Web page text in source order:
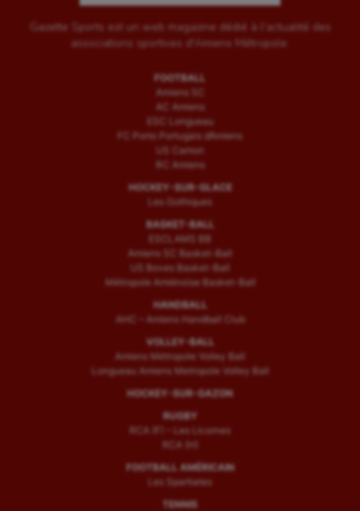
Gazette Sports est un web magazine dédié à l'actualité des
associations sportives d'Amiens Métropole.
FOOTBALL
Amiens SC
AC Amiens
ESC Longueau
FC Porto Portugais d’Amiens
US Camon
RC Amiens
HOCKEY-SUR-GLACE
Les Gothiques
BASKET-BALL
ESCLAMS BB
Amiens SC Basket-Ball
US Boves Basket-Ball
Métropole Amiénoise Basket-Ball
HANDBALL
AHC – Amiens Handball Club
VOLLEY-BALL
Amiens Métropole Volley Ball
Longueau Amiens Metropole Volley Ball
HOCKEY-SUR-GAZON
RUGBY
RCA (F) – Les Licornes
RCA (H)
FOOTBALL AMÉRICAIN
Les Spartiates
TENNIS